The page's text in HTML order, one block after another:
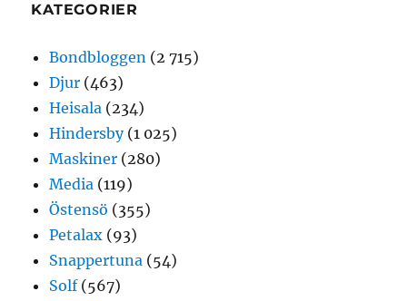
KATEGORIER
Bondbloggen (2 715)
Djur (463)
Heisala (234)
Hindersby(1 025)
Maskiner (280)
Media (119)
Östensö (355)
Petalax (93)
Snappertuna (54)
Solf(567)